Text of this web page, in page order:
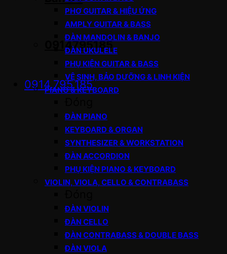
0914795185
0914.795.185
PHƠ GUITAR & HIỆU ỨNG
AMPLY GUITAR & BASS
ĐÀN MANDOLIN & BANJO
ĐÀN UKULELE
PHỤ KIỆN GUITAR & BASS
VỆ SINH, BẢO DƯỠNG & LINH KIỆN
PIANO & KEYBOARD
ĐÀN PIANO
KEYBOARD & ORGAN
SYNTHESIZER & WORKSTATION
ĐÀN ACCORDION
PHỤ KIỆN PIANO & KEYBOARD
VIOLIN, VIOLA, CELLO & CONTRABASS
ĐÀN VIOLIN
ĐÀN CELLO
ĐÀN CONTRABASS & DOUBLE BASS
ĐÀN VIOLA